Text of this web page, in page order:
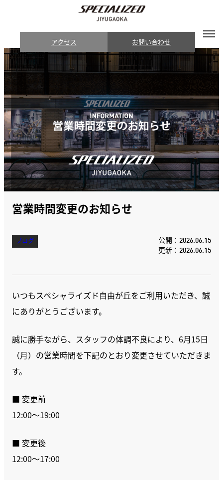
アクセス お問い合わせ
営業時間変更のお知らせ
ブログ
公開：2026.06.15
更新：2026.06.15
いつもスペシャライズド自由が丘をご利用いただき、誠
にありがとうございます。
誠に勝手ながら、スタッフの体調不良により、6月15日
（月）の営業時間を下記のとおり変更させていただきま
す。
■ 変更前
12:00〜19:00
■ 変更後
12:00〜17:00